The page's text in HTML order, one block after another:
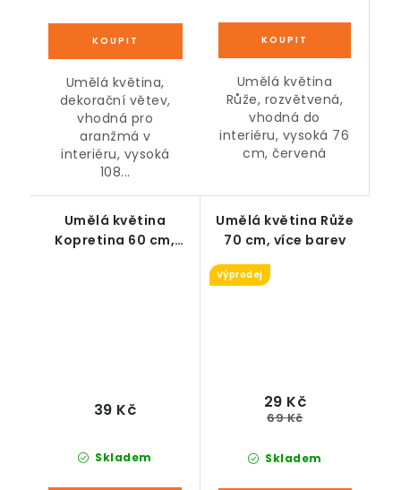
Umělá květina,
dekorační větev,
vhodná pro
aranžmá v
interiéru, vysoká
108...
Umělá květina
Růže, rozvětvená,
vhodná do
interiéru, vysoká 76
cm, červená
Umělá květina
Kopretina 60 cm,
Skladem
39 Kč
Umělá květina Růže
70 cm, více barev
Výprodej
Skladem
29 Kč
69 Kč